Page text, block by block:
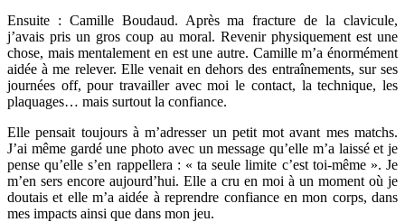
Ensuite : Camille Boudaud. Après ma fracture de la clavicule,
j’avais pris un gros coup au moral. Revenir physiquement est une
chose, mais mentalement en est une autre. Camille m’a énormément
aidée à me relever. Elle venait en dehors des entraînements, sur ses
journées off, pour travailler avec moi le contact, la technique, les
plaquages… mais surtout la confiance.
Elle pensait toujours à m’adresser un petit mot avant mes matchs.
J’ai même gardé une photo avec un message qu’elle m’a laissé et je
pense qu’elle s’en rappellera : « ta seule limite c’est toi-même ». Je
m’en sers encore aujourd’hui. Elle a cru en moi à un moment où je
doutais et elle m’a aidée à reprendre confiance en mon corps, dans
mes impacts ainsi que dans mon jeu.